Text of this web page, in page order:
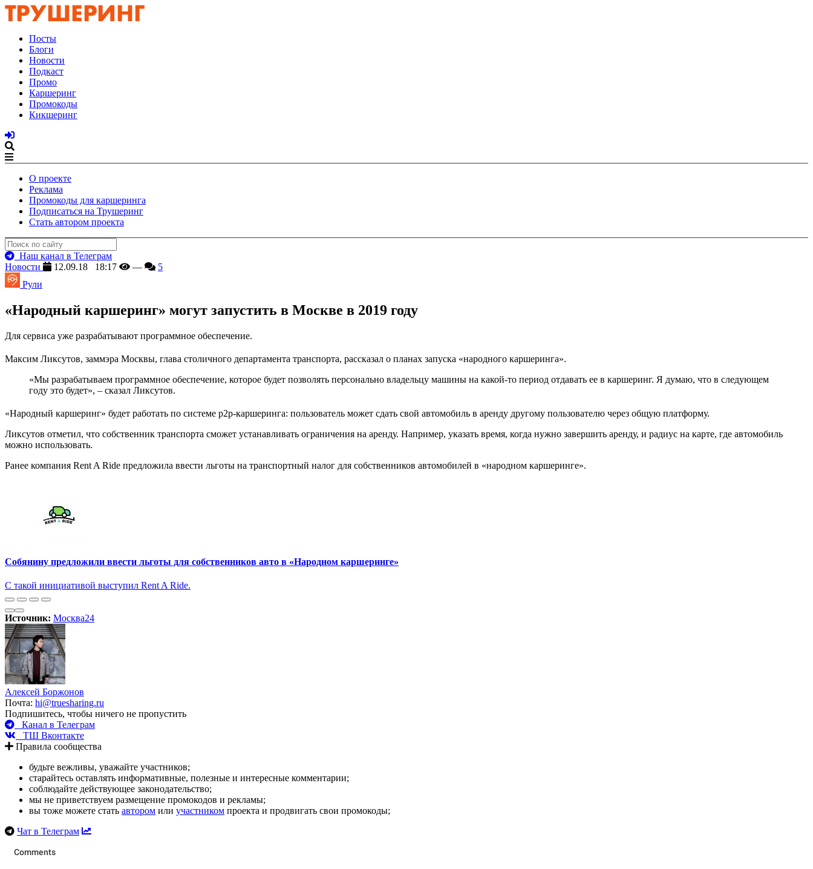
Посты
Блоги
Новости
Подкаст
Промо
Каршеринг
Промокоды
Кикшеринг
О проекте
Реклама
Промокоды для каршеринга
Подписаться на Трушеринг
Стать автором проекта
Наш канал в Телеграм
Новости
12.09.18 18:17 —
5
Рули
«Народный каршеринг» могут запустить в Москве в 2019 году
Для сервиса уже разрабатывают программное обеспечение.
Максим Ликсутов, заммэра Москвы, глава столичного департамента транспорта, рассказал о планах запуска «народного каршеринга».
«Мы разрабатываем программное обеспечение, которое будет позволять персонально владельцу машины на какой-то период отдавать ее в каршеринг. Я думаю, что в следующем
году это будет», – сказал Ликсутов.
«Народный каршеринг» будет работать по системе p2p-каршеринга: пользователь может сдать свой автомобиль в аренду другому пользователю через общую платформу.
Ликсутов отметил, что собственник транспорта сможет устанавливать ограничения на аренду. Например, указать время, когда нужно завершить аренду, и радиус на карте, где автомобиль
можно использовать.
Ранее компания Rent A Ride предложила ввести льготы на транспортный налог для собственников автомобилей в «народном каршеринге».
Собянину предложили ввести льготы для собственников авто в «Народном каршеринге»
С такой инициативой выступил Rent A Ride.
Источник: Москва24
Алексей Боржонов
Почта: hi@truesharing.ru
Подпишитесь, чтобы ничего не пропустить
Канал в Телеграм
ТШ Вконтакте
Правила сообщества
будьте вежливы, уважайте участников;
старайтесь оставлять информативные, полезные и интересные комментарии;
соблюдайте действующее законодательство;
мы не приветствуем размещение промокодов и рекламы;
вы тоже можете стать автором или участником проекта и продвигать свои промокоды;
Чат в Телеграм